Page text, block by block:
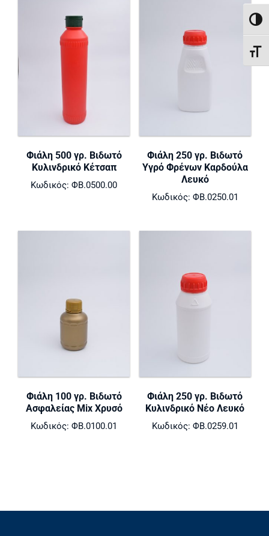
Φιάλη 500 γρ. Βιδωτό
Κυλινδρικό Κέτσαπ
Κωδικός: ΦΒ.0500.00
Φιάλη 250 γρ. Βιδωτό
Υγρό Φρένων Καρδούλα
Λευκό
Κωδικός: ΦΒ.0250.01
Φιάλη 100 γρ. Βιδωτό
Ασφαλείας Mix Χρυσό
Κωδικός: ΦΒ.0100.01
Φιάλη 250 γρ. Βιδωτό
Κυλινδρικό Νέο Λευκό
Κωδικός: ΦΒ.0259.01